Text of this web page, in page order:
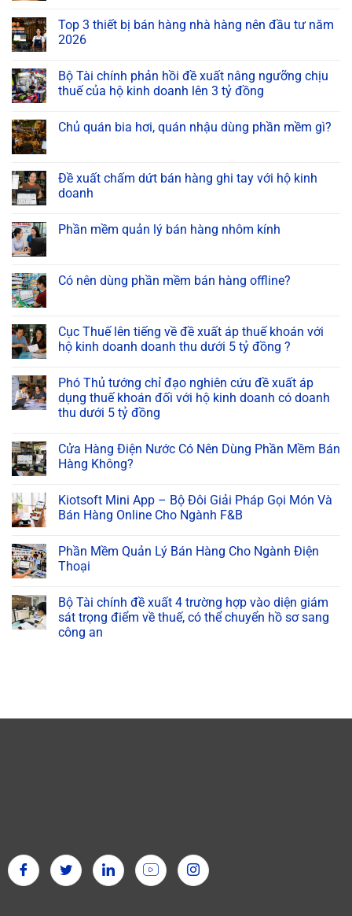
Top 3 thiết bị bán hàng nhà hàng nên đầu tư năm
2026
Bộ Tài chính phản hồi đề xuất nâng ngưỡng chịu
thuế của hộ kinh doanh lên 3 tỷ đồng
Chủ quán bia hơi, quán nhậu dùng phần mềm gì?
Đề xuất chấm dứt bán hàng ghi tay với hộ kinh
doanh
Phần mềm quản lý bán hàng nhôm kính
Có nên dùng phần mềm bán hàng offline?
Cục Thuế lên tiếng về đề xuất áp thuế khoán với
hộ kinh doanh doanh thu dưới 5 tỷ đồng ?
Phó Thủ tướng chỉ đạo nghiên cứu đề xuất áp
dụng thuế khoán đối với hộ kinh doanh có doanh
thu dưới 5 tỷ đồng
Cửa Hàng Điện Nước Có Nên Dùng Phần Mềm Bán
Hàng Không?
Kiotsoft Mini App – Bộ Đôi Giải Pháp Gọi Món Và
Bán Hàng Online Cho Ngành F&B
Phần Mềm Quản Lý Bán Hàng Cho Ngành Điện
Thoại
Bộ Tài chính đề xuất 4 trường hợp vào diện giám
sát trọng điểm về thuế, có thể chuyển hồ sơ sang
công an